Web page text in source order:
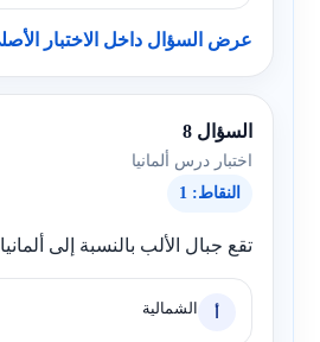
عرض السؤال داخل الاختبار
السؤال 8
اختبار درس ألمانيا
النقاط: 1
تقع جبال الألب بالنسبة إلى
أ الشمالية